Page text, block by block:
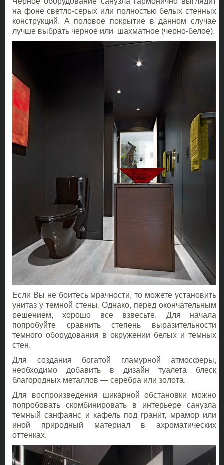
на фоне светло-серых или полностью белых стенных
конструкций. А половое покрытие в данном случае
лучше выбрать черное или шахматное (черно-белое).
Если Вы не боитесь мрачности, то можете установить
унитаз у темной стены. Однако, перед окончательным
решением, хорошо все взвесьте. Для начала
попробуйте сравнить степень выразительности
темного оборудования в окружении белых и темных
стен.
Для создания богатой гламурной атмосферы,
необходимо добавить в дизайн туалета блеск
благородных металлов — серебра или золота.
Для воспроизведения шикарной обстановки можно
попробовать скомбинировать в интерьере санузла
темный санфаянс и кафель под гранит, мрамор или
иной природный материал в ахроматических
оттенках.